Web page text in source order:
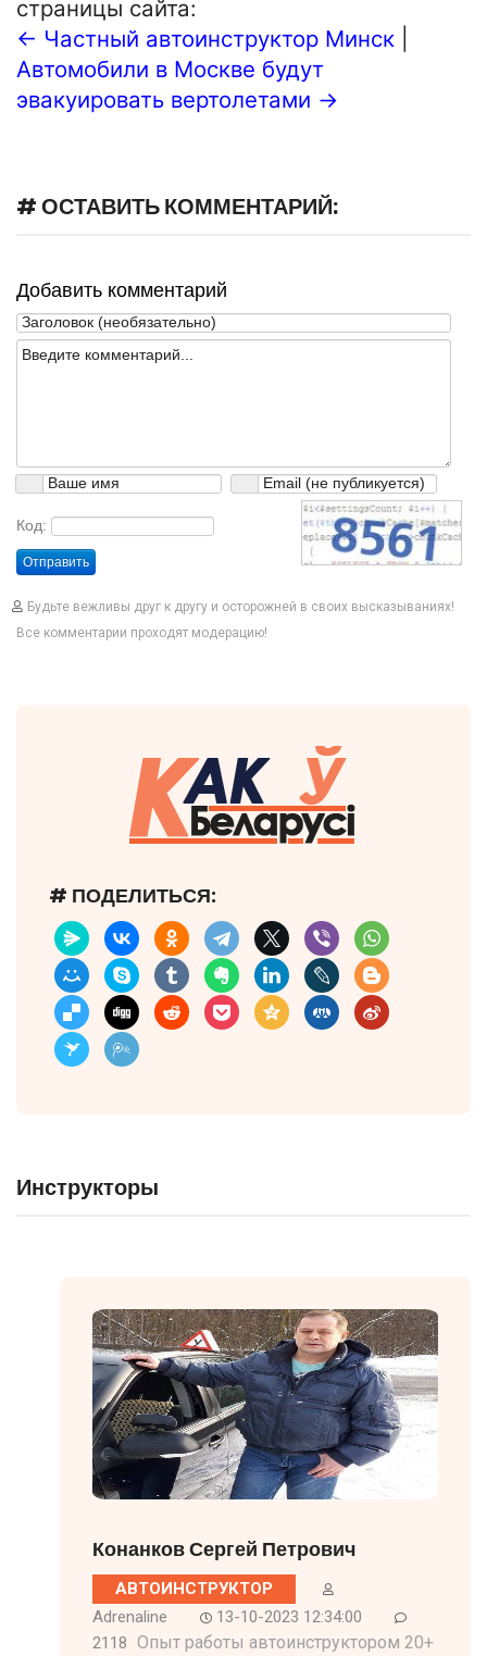
страницы сайта:
← Частный автоинструктор Минск
Автомобили в Москве будут
эвакуировать вертолетами →
# ОСТАВИТЬ КОММЕНТАРИЙ:
Добавить комментарий
Код:
Отправить
Будьте вежливы друг к другу и осторожней в своих высказываниях!
Все комментарии проходят модерацию!
# ПОДЕЛИТЬСЯ:
Инструкторы
Конанков Сергей Петрович
АВТОИНСТРУКТОР
Adrenaline
13-10-2023 12:34:00
2118 Опыт работы автоинструктором 20+